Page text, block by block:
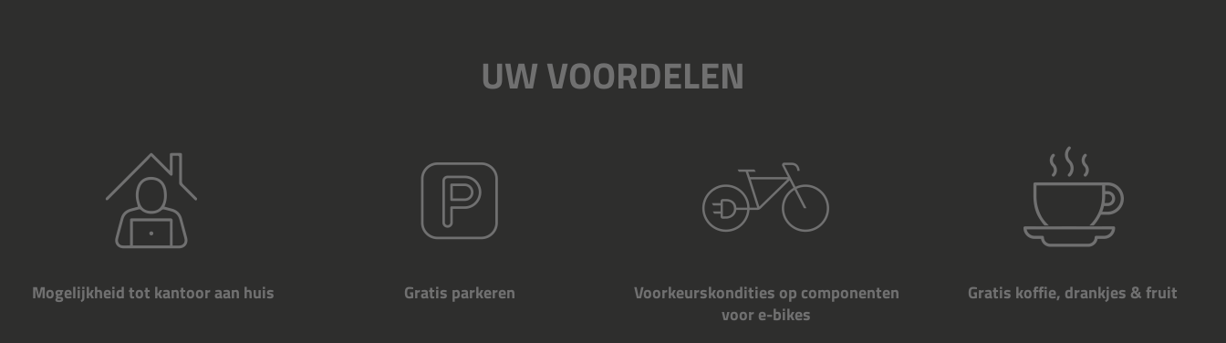
UW VOORDELEN
Mogelijkheid tot kantoor aan huis Gratis parkeren
Voorkeurskondities op componenten
voor e-bikes
Gratis koffie, drankjes & fruit